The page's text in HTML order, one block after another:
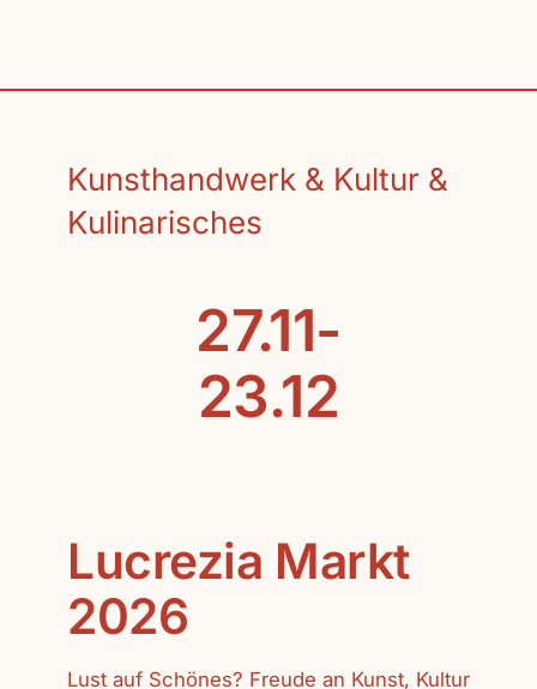
Kunsthandwerk & Kultur &
Kulinarisches
27.11-
23.12
Lucrezia Markt
2026
Lust auf Schönes? Freude an Kunst, Kultur